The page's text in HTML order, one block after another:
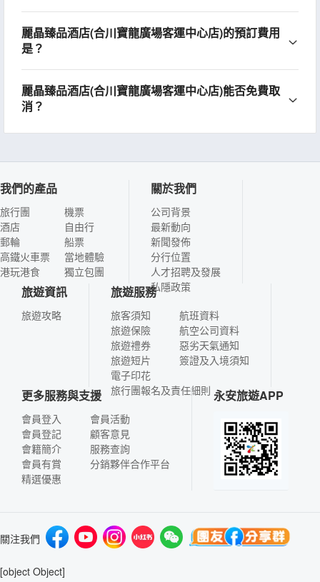
麗晶臻品酒店(合川寶龍廣場客運中心店)的預訂費用
是？
麗晶臻品酒店(合川寶龍廣場客運中心店)能否免費取
消？
我們的產品
旅行團
酒店
郵輪
高鐵火車票
港玩港食
機票
自由行
船票
當地體驗
獨立包團
關於我們
公司背景
最新動向
新聞發佈
分行位置
人才招聘及發展
私隱政策
旅遊資訊
旅遊攻略
旅遊服務
旅客須知
旅遊保險
旅遊禮券
旅遊短片
電子印花
航班資料
航空公司資料
惡劣天氣通知
簽證及入境須知
旅行團報名及責任細則
更多服務與支援
會員登入
會員登記
會籍簡介
會員有賞
精選優惠
會員活動
顧客意見
服務查詢
分銷夥伴合作平台
永安旅遊APP
關注我們
[object Object]